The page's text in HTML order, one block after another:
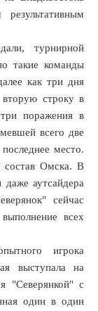
турнирной
такие команды
как три дня
строку в
поражения в
всего две
место.
Омска. В
аутсайдера
сейчас
всех
игрока
выступала на
"Северянкой" с
один в один